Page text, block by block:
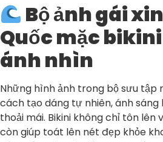
Bộ ảnh gái
Quốc mặc
ánh nhìn
Những hình ảnh trong bộ sưu tập
cách tạo dáng tự nhiên, ánh sáng
thoải mái. Bikini không chỉ tôn lên
còn giúp toát lên nét đẹp khỏe